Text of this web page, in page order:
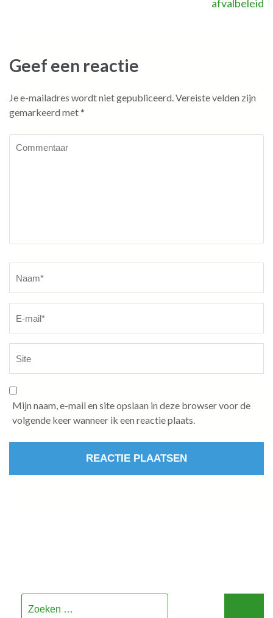
afvalbeleid
Geef een reactie
Je e-mailadres wordt niet gepubliceerd.Vereiste velden zijn
gemarkeerd met*
Mijn naam, e-mail en site opslaan in deze browser voor de
volgende keer wanneer ik een reactie plaats.